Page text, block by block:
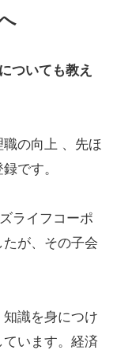
ついても教え
の向上 、先ほ
です。
ライフコーポ
が、その子会
識を身につけ
います。経済